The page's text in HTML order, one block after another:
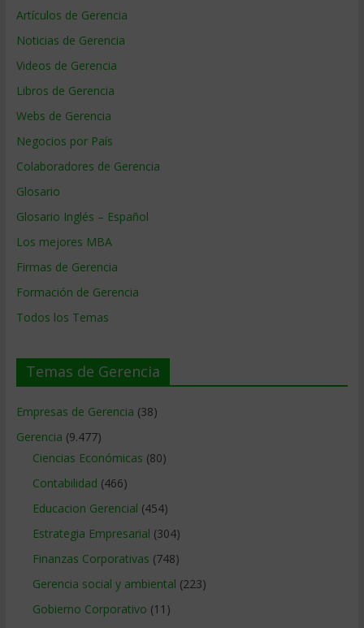
Artículos de Gerencia
Noticias de Gerencia
Videos de Gerencia
Libros de Gerencia
Webs de Gerencia
Negocios por País
Colaboradores de Gerencia
Glosario
Glosario Inglés – Español
Los mejores MBA
Firmas de Gerencia
Formación de Gerencia
Todos los Temas
Temas de Gerencia
Empresas de Gerencia (38)
Gerencia (9.477)
Ciencias Económicas (80)
Contabilidad (466)
Educacion Gerencial (454)
Estrategia Empresarial (304)
Finanzas Corporativas (748)
Gerencia social y ambiental (223)
Gobierno Corporativo (11)